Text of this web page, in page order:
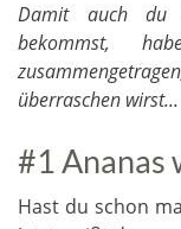
Damit auch du
bekommst,
überraschen wirst...
#1 Ananas
Hast du schon